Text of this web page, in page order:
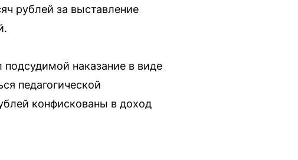
рублей за выставление
подсудимой наказание в виде
педагогической
конфискованы в доход